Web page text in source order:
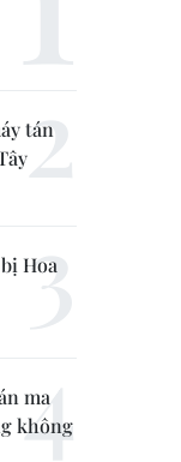
tán
Hoa
ma
không